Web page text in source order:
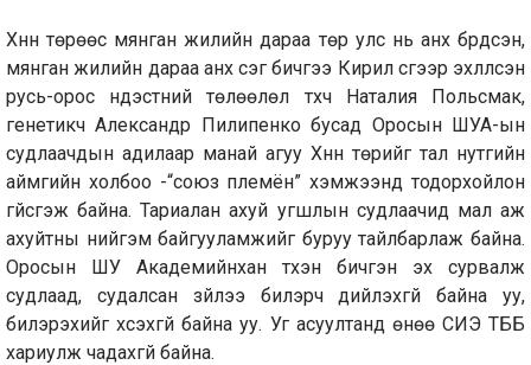
Хүннү төрөөс мянган жилийн дараа төр улс нь анх бүрдсэн,
мянган жилийн дараа анх үсэг бичгээ Кирил үсгээр эхлүүлсэн
русь-орос үндэстний төлөөлөл түүхч Наталия Польсмак,
генетикч Александр Пилипенко бусад Оросын ШУА-ын
судлаачдын адилаар манай агуу Хүннү төрийг тал нутгийн
аймгийн холбоо -“союз племён” хэмжээнд тодорхойлон
үгүйсгэж байна. Тариалан ахуй угшлын судлаачид мал аж
ахуйтны нийгэм байгууламжийг буруу тайлбарлаж байна.
Оросын ШУ Академийнхан түүхэн бичгэн эх сурвалж
судлаад, судалсан зүйлээ билэрч дийлэхгүй байна уу,
билэрэхийг хүсэхгүй байна уу. Уг асуултанд өнөө СИЭ ТББ
хариулж чадахгүй байна.